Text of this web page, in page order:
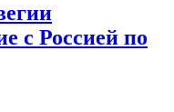
с Россией по